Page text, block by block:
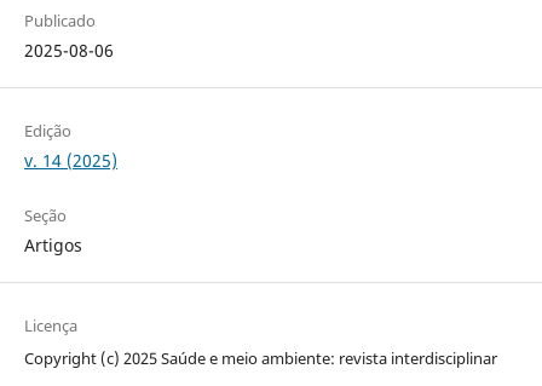
Publicado
2025-08-06
Edição
v. 14 (2025)
Seção
Artigos
Licença
Copyright (c) 2025 Saúde e meio ambiente: revista interdisciplinar